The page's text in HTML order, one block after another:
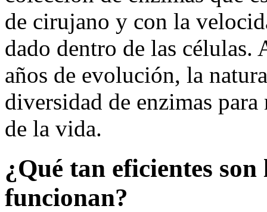
de cirujano y con la
dado dentro de las
años de evolución, la
diversidad de enzimas
de la vida.
¿Qué tan eficientes
funcionan?